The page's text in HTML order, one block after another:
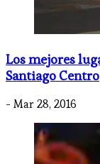
Los mejores
Santiago Centro
- Mar 28, 2016